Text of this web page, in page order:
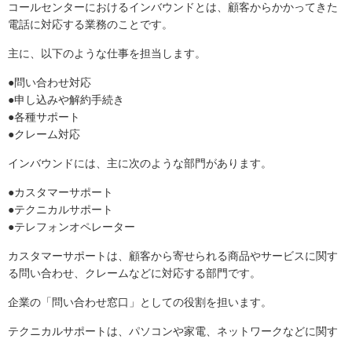
コールセンターにおけるインバウンドとは、顧客からかかってきた
電話に対応する業務のことです。
主に、以下のような仕事を担当します。
●問い合わせ対応
●申し込みや解約手続き
●各種サポート
●クレーム対応
インバウンドには、主に次のような部門があります。
●カスタマーサポート
●テクニカルサポート
●テレフォンオペレーター
カスタマーサポートは、顧客から寄せられる商品やサービスに関す
る問い合わせ、クレームなどに対応する部門です。
企業の「問い合わせ窓口」としての役割を担います。
テクニカルサポートは、パソコンや家電、ネットワークなどに関す